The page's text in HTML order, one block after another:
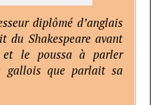
diplômé d’anglais
Shakespeare avant
le poussa à parler
gallois que parlait sa